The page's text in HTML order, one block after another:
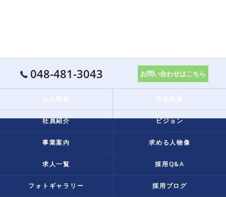
048-481-3043 お問い合わせはこちら
社員紹介 ビジョン
事業案内 求める人物像
求人一覧 採用Q&A
フォトギャラリー 採用ブログ